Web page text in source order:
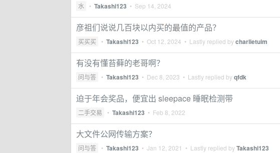
水 • Takashi123 • Sep 14, 2024
彦祖们说说几百块以内买的最值的产品？
买买买 • Takashi123 • Oct 12, 2024 • Lastly replied bycharlietuim
有没有懂苔藓的老哥啊？
问与答 • Takashi123 • Dec 8, 2023 • Lastly replied byqfdk
迫于年会奖品，便宜出 sleepace 睡眠检测带
二手交易 • Takashi123 • Feb 8, 2022
大文件公网传输方案？
问与答 • Takashi123 • Jan 12, 2021 • Lastly replied byTakashi123